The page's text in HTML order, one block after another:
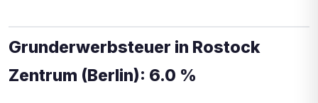
Grunderwerbsteuer in Rostock
Zentrum (Berlin): 6.0 %